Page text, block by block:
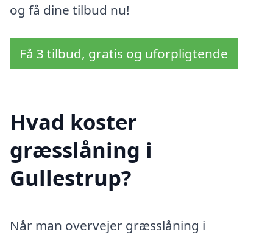
og få dine tilbud nu!
Få 3 tilbud, gratis og uforpligtende
Hvad koster
græsslåning i
Gullestrup?
Når man overvejer græsslåning i